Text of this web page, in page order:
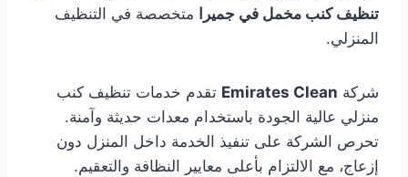
تنظيف كنب مخمل في جميرا
متخصصة في التنظيف
المنزلي.
شركة Emirates Clean تقدم خدمات تنظيف كنب
منزلي عالية الجودة باستخدام معدات حديثة وآمنة.
تحرص الشركة على تنفيذ الخدمة داخل المنزل دون
إزعاج، مع الالتزام بأعلى معايير النظافة والتعقيم.